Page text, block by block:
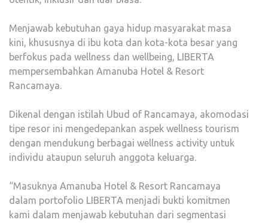
Menjawab kebutuhan gaya hidup masyarakat masa
kini, khususnya di ibu kota dan kota-kota besar yang
berfokus pada wellness dan wellbeing, LIBERTA
mempersembahkan Amanuba Hotel & Resort
Rancamaya.
Dikenal dengan istilah Ubud of Rancamaya, akomodasi
tipe resor ini mengedepankan aspek wellness tourism
dengan mendukung berbagai wellness activity untuk
individu ataupun seluruh anggota keluarga.
“Masuknya Amanuba Hotel & Resort Rancamaya
dalam portofolio LIBERTA menjadi bukti komitmen
kami dalam menjawab kebutuhan dari segmentasi